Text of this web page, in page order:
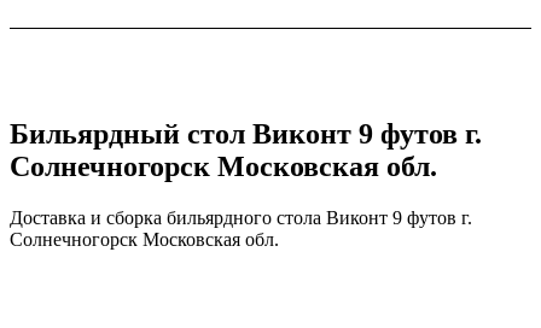
Бильярдный стол Виконт 9 футов г.
Солнечногорск Московская обл.
Доставка и сборка бильярдного стола Виконт 9 футов г.
Солнечногорск Московская обл.